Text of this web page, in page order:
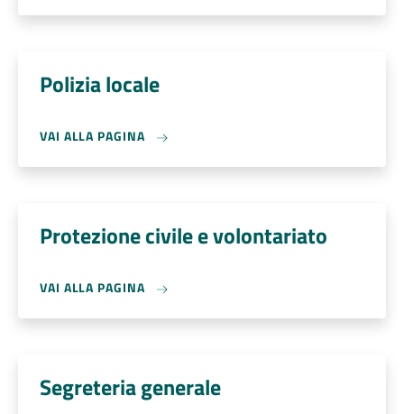
Polizia locale
VAI ALLA PAGINA
Protezione civile e volontariato
VAI ALLA PAGINA
Segreteria generale